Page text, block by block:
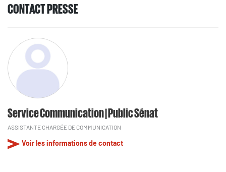
CONTACT PRESSE
Service Communication | Public Sénat
ASSISTANTE CHARGÉE DE COMMUNICATION
Voir les informations de contact